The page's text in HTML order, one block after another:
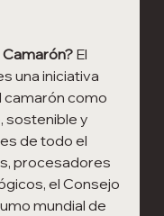
Camarón? El
una iniciativa
camarón como
sostenible y
de todo el
procesadores
el Consejo
mundial de